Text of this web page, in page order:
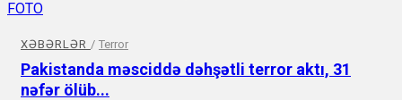
XƏBƏRLƏR / Terror
Pakistanda məsciddə dəhşətli terror aktı, 31
nəfər ölüb...